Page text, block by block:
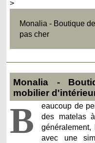
>
Monalia - Boutique
pas cher
Monalia -
mobilier
B
eaucoup de
des matelas
avec une